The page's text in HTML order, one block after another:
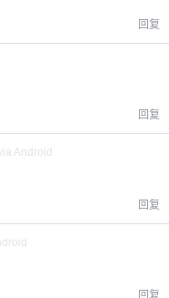
回复
回复
Android
回复
回复